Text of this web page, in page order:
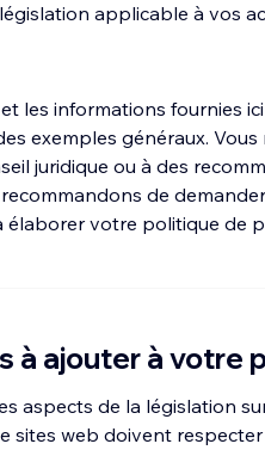
applicable à vos
les informations fournies
exemples généraux.
juridique ou à des
de
élaborer votre politique de
à ajouter à votre
aspects de la législation
sites web doivent